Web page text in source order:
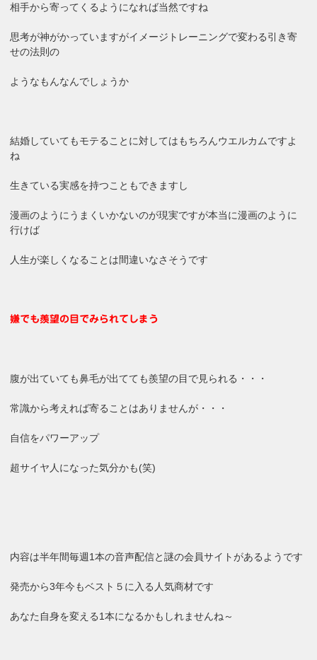
相手から寄ってくるようになれば当然ですね
思考が神がかっていますがイメージトレーニングで変わる引き寄
せの法則の
ようなもんなんでしょうか
結婚していてもモテることに対してはもちろんウエルカムですよ
ね
生きている実感を持つこともできますし
漫画のようにうまくいかないのが現実ですが本当に漫画のように
行けば
人生が楽しくなることは間違いなさそうです
嫌でも羨望の目でみられてしまう
腹が出ていても鼻毛が出てても羨望の目で見られる・・・
常識から考えれば寄ることはありませんが・・・
自信をパワーアップ
超サイヤ人になった気分かも(笑)
内容は半年間毎週1本の音声配信と謎の会員サイトがあるようです
発売から3年今もベスト５に入る人気商材です
あなた自身を変える1本になるかもしれませんね～